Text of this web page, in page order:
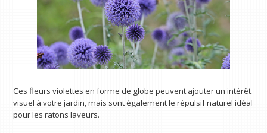
Ces fleurs violettes en forme de globe peuvent ajouter un intérêt
visuel à votre jardin, mais sont également le répulsif naturel idéal
pour les ratons laveurs.